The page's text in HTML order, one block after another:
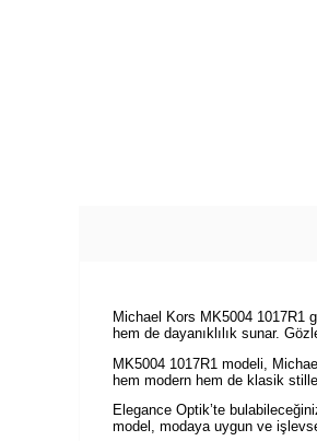
Michael Kors MK5004 1017R1
hem de dayanıklılık sunar.
MK5004 1017R1 modeli,
hem modern hem de klasik
Elegance Optik’te
model, modaya uygun ve